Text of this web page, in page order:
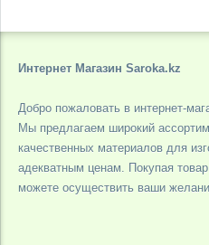
Интернет Магазин Saroka.kz
Добро пожаловать в интернет-
Мы предлагаем широкий
качественных материалов для
адекватным ценам. Покупая
можете осуществить ваши